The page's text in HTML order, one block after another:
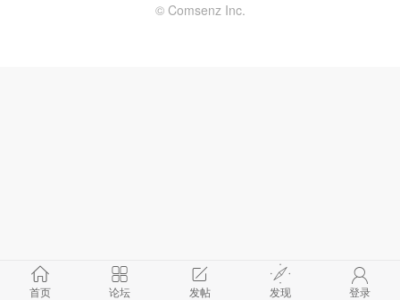
首页 论坛 发帖 发现 登录
© Comsenz Inc.